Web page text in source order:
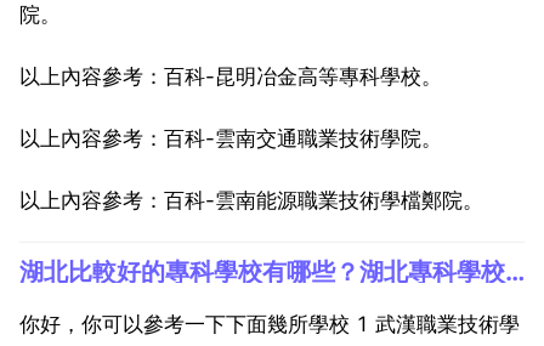
院。
以上內容參考：百科-昆明冶金高等專科學校。
以上內容參考：百科-雲南交通職業技術學院。
以上內容參考：百科-雲南能源職業技術學檔鄭院。
湖北比較好的專科學校有哪些？湖北專科學校排名榜公辦
你好，你可以參考一下下面幾所學校 1 武漢職業技術學